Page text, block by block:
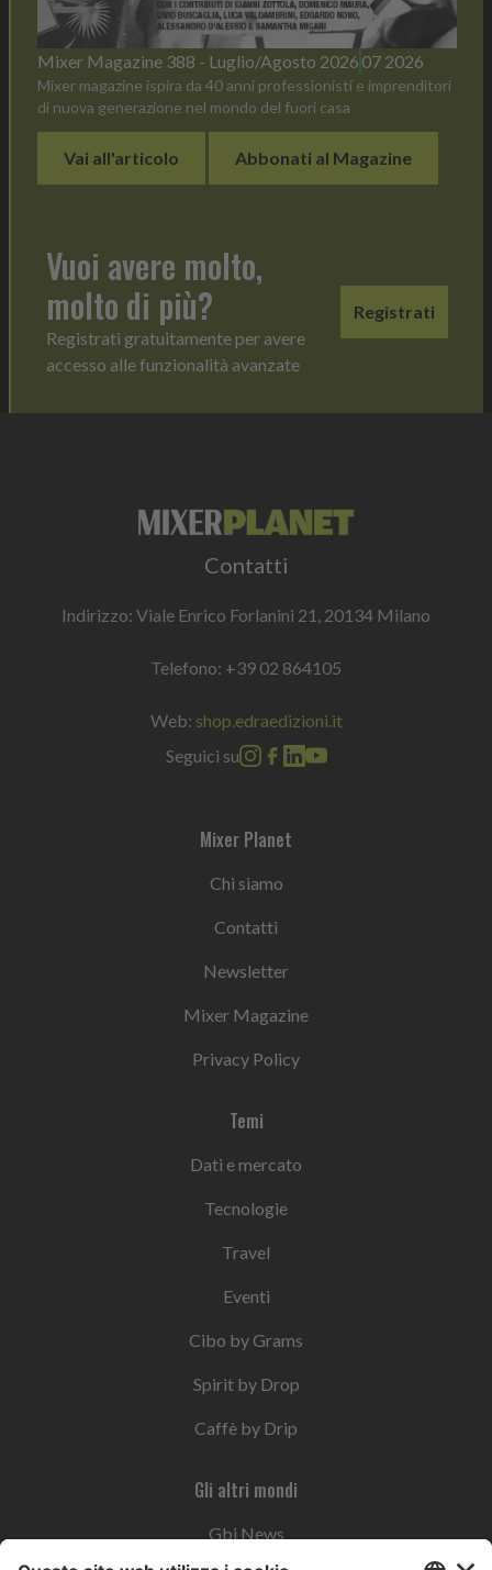
Mixer Magazine 388 - Luglio/Agosto 2026 07 2026
Mixer magazine ispira da 40 anni professionisti e imprenditori
di nuova generazione nel mondo del fuori casa
Vai all'articolo Abbonati al Magazine
Vuoi avere molto,
molto di più?
Registrati gratuitamente per avere
accesso alle funzionalità avanzate
Registrati
Contatti
Indirizzo: Viale Enrico Forlanini 21, 20134 Milano
Telefono: +39 02 864105
Web: shop.edraedizioni.it
Seguici su
Mixer Planet
Chi siamo
Contatti
Newsletter
Mixer Magazine
Privacy Policy
Temi
Dati e mercato
Tecnologie
Travel
Eventi
Cibo by Grams
Spirit by Drop
Caffè by Drip
Gli altri mondi
Gbi News